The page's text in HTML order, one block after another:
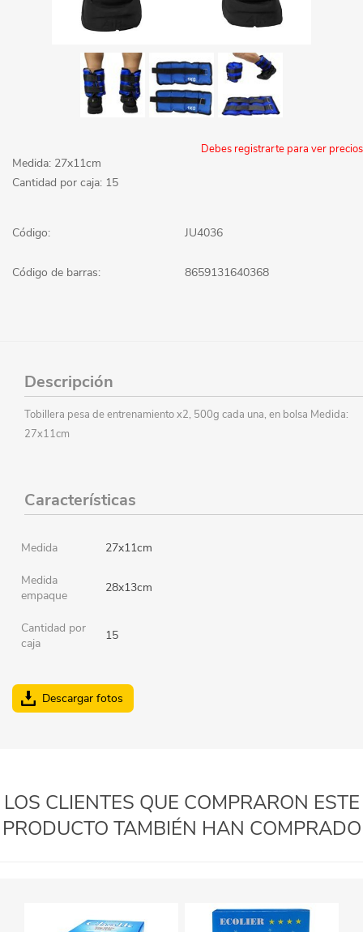
Debes registrarte para ver precios
Medida: 27x11cm
Cantidad por caja: 15
Código: JU4036
Código de barras: 8659131640368
Descripción
Tobillera pesa de entrenamiento x2, 500g cada una, en bolsa Medida:
27x11cm
Características
Medida 27x11cm
Medida
empaque
28x13cm
Cantidad por
caja
15
Descargar fotos
LOS CLIENTES QUE COMPRARON ESTE
PRODUCTO TAMBIÉN HAN COMPRADO